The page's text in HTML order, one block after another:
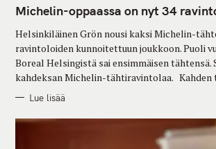
G
O
I
E
S
Michelin-oppaassa on nyt 34
Helsinkiläinen Grön nousi kaksi Michelin-
ravintoloiden kunnoitettuun joukkoon. Puoli
Boreal Helsingistä sai ensimmäisen tähtensä.
kahdeksan Michelin-tähtiravintolaa. Kahden
Lue lisää